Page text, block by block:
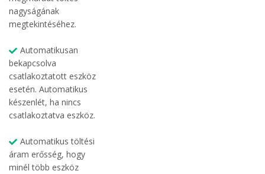
nagyságának
megtekintéséhez.
Automatikusan
bekapcsolva
csatlakoztatott eszköz
esetén. Automatikus
készenlét, ha nincs
csatlakoztatva eszköz.
Automatikus töltési
áram erősség, hogy
minél több eszköz